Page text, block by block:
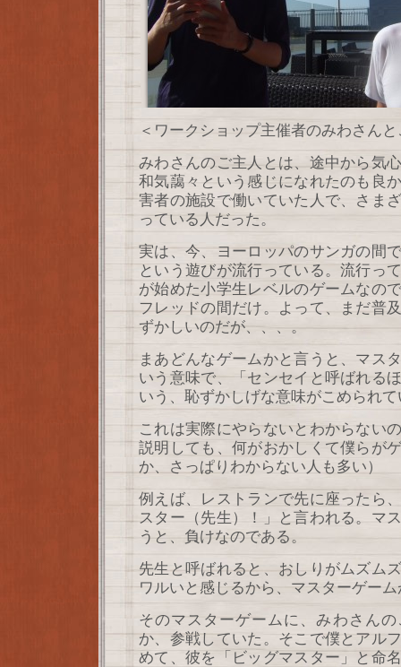
＜ワークショップ主催者のみわさん
みわさんのご主人とは、途中から気
和気藹々という感じになれたのも良
害者の施設で働いていた人で、さま
っている人だった。
実は、今、ヨーロッパのサンガの間
という遊びが流行っている。流行っ
が始めた小学生レベルのゲームなの
フレッドの間だけ。よって、まだ普
ずかしいのだが、、、。
まあどんなゲームかと言うと、マス
いう意味で、「センセイと呼ばれる
いう、恥ずかしげな意味がこめられ
これは実際にやらないとわからない
説明しても、何がおかしくて僕らが
か、さっぱりわからない人も多い）
例えば、レストランで先に座ったら
スター（先生）！」と言われる。マ
うと、負けなのである。
先生と呼ばれると、おしりがムズム
ワルいと感じるから、マスターゲー
そのマスターゲームに、みわさん
か、参戦していた。そこで僕とアル
めて、彼を「ビッグマスター」と命